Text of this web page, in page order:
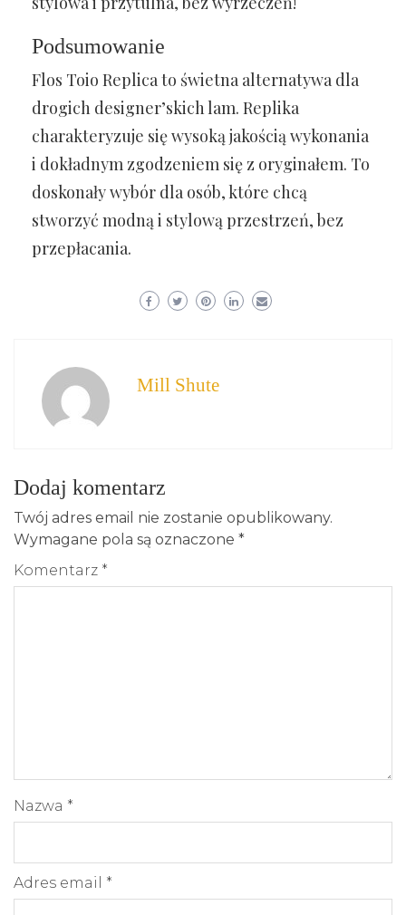
Podsumowanie
Flos Toio Replica to świetna alternatywa dla
drogich designer’skich lam. Replika
charakteryzuje się wysoką jakością wykonania
i dokładnym zgodzeniem się z oryginałem. To
doskonały wybór dla osób, które chcą
stworzyć modną i stylową przestrzeń, bez
przepłacania.
Mill Shute
Dodaj komentarz
Twój adres email nie zostanie opublikowany.
Wymagane pola są oznaczone *
Komentarz *
Nazwa *
Adres email *